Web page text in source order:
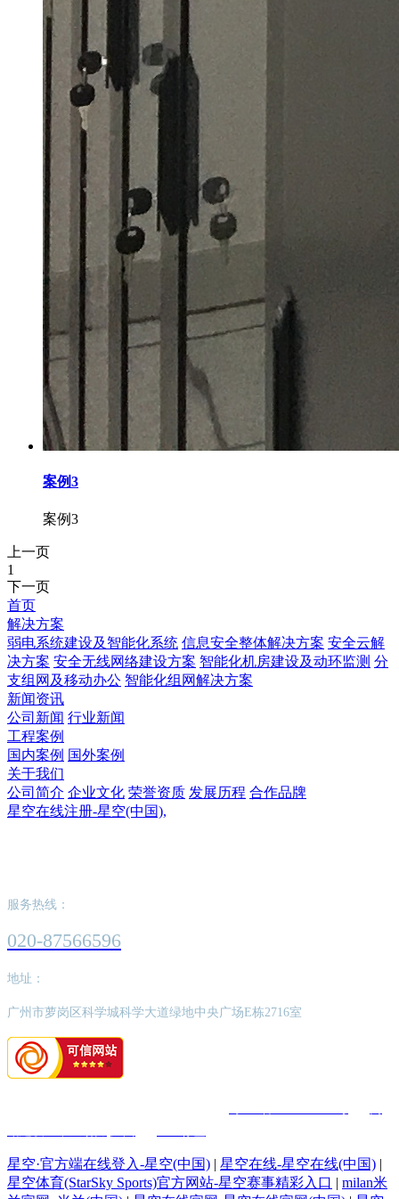
案例3
案例3
上一页
1
下一页
首页
解决方案
弱电系统建设及智能化系统 信息安全整体解决方案 安全云解
决方案 安全无线网络建设方案 智能化机房建设及动环监测 分
支组网及移动办公 智能化组网解决方案
新闻资讯
公司新闻 行业新闻
工程案例
国内案例 国外案例
关于我们
公司简介 企业文化 荣誉资质 发展历程 合作品牌
星空在线注册-星空(中国),
服务热线：
020-87566596
地址：
广州市萝岗区科学城科学大道绿地中央广场E栋2716室
星空·官方端在线登入-星空(中国) | 星空在线-星空在线(中国) |
星空体育(StarSky Sports)官方网站-星空赛事精彩入口 | milan米